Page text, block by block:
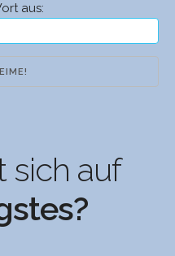
aus:
sich auf